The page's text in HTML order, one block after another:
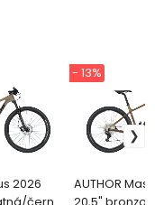
2026
černá
AUTHOR
20,5"
- 13%